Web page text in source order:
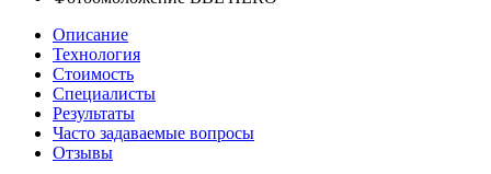
Описание
Технология
Стоимость
Специалисты
Результаты
Часто задаваемые вопросы
Отзывы